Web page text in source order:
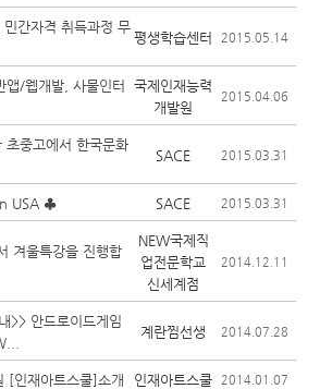
간자격 취득과정 무
평생학습센터 2015.05.14
앱/웹개발, 사물인터
국제인재능력
개발원
2015.04.06
중고에서 한국문화
SACE 2015.03.31
USA ♣ SACE 2015.03.31
겨울특강을 진행합
NEW국제직
업전문학교
신세계점
2014.12.11
>> 안드로이드게임
계란찜선생 2014.07.28
[인재아트스쿨]소개 인재아트스쿨 2014.01.07